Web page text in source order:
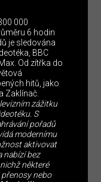
000
6 hodin
je sledována
BBC
Od zítřka do
hitů, jako
Zaklínač.
zážitku
S
pořadů
modernímu
aktivovat
nabízí bez
některé
nebo